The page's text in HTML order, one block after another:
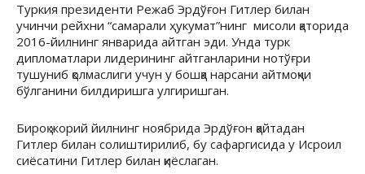
Туркия президенти Режаб Эрдўғон Гитлер билан
учинчи рейхни “самарали ҳукумат”нинг мисоли қаторида
2016-йилнинг январида айтган эди. Унда турк
дипломатлари лидерининг айтганларини нотўғри
тушуниб қолмаслиги учун у бошқа нарсани айтмоқчи
бўлганини билдиришга улгиришган.
Бироқ жорий йилнинг ноябрида Эрдўғон қайтадан
Гитлер билан солиштирилиб, бу сафаргисида у Исроил
сиёсатини Гитлер билан қиёслаган.